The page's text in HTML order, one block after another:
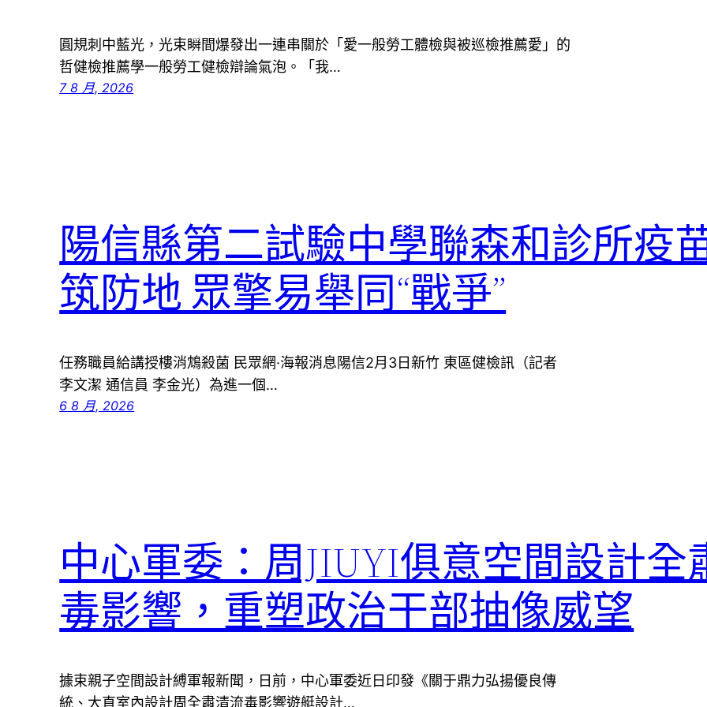
圓規刺中藍光，光束瞬間爆發出一連串關於「愛一般勞工體檢與被巡檢推薦愛」的
哲健檢推薦學一般勞工健檢辯論氣泡。「我…
7 8 月, 2026
陽信縣第二試驗中學聯森和診所疫
筑防地 眾擎易舉同“戰爭”
任務職員給講授樓消鴆殺菌 民眾網·海報消息陽信2月3日新竹 東區健檢訊（記者
李文潔 通信員 李金光）為進一個…
6 8 月, 2026
中心軍委：周JIUYI俱意空間設計全
毒影響，重塑政治干部抽像威望
據束親子空間設計縛軍報新聞，日前，中心軍委近日印發《關于鼎力弘揚優良傳
統、大直室內設計周全肅清流毒影響遊艇設計…